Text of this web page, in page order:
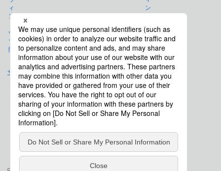
免責事項
サイトマップ
会社概要
Copyright © Saison Technology Co., Ltd. All Rights Reserved.